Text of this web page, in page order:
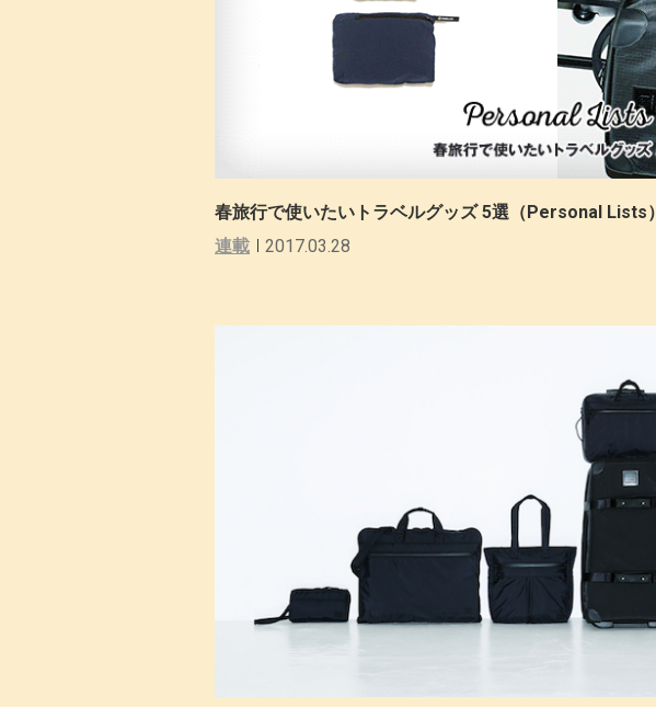
春旅行で使いたいトラベルグッズ 5選（Personal Lists）
連載
2017.03.28